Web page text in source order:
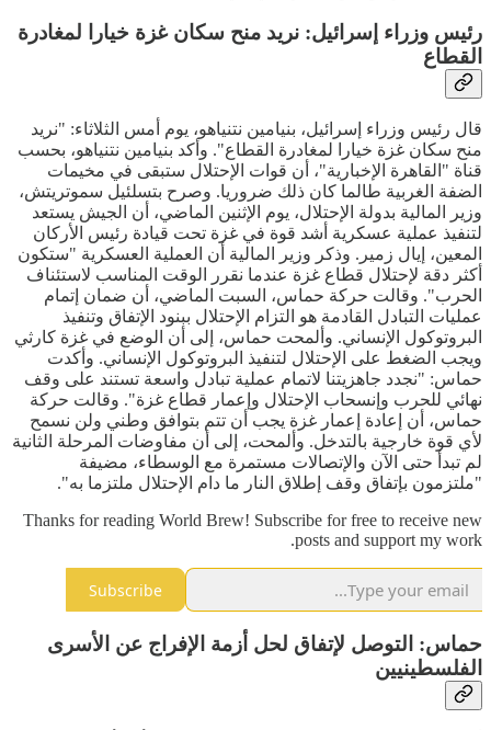
رئيس وزراء إسرائيل: نريد منح سكان غزة خيارا لمغادرة
القطاع
قال رئيس وزراء إسرائيل، بنيامين نتنياهو، يوم أمس الثلاثاء: "نريد
منح سكان غزة خيارا لمغادرة القطاع". وأكد بنيامين نتنياهو، بحسب
قناة "القاهرة الإخبارية"، أن قوات الإحتلال ستبقى في مخيمات
الضفة الغربية طالما كان ذلك ضروريا. وصرح بتسلئيل سموتريتش،
وزير المالية بدولة الإحتلال، يوم الإثنين الماضي، أن الجيش يستعد
لتنفيذ عملية عسكرية أشد قوة في غزة تحت قيادة رئيس الأركان
المعين، إيال زمير. وذكر وزير المالية أن العملية العسكرية "ستكون
أكثر دقة لإحتلال قطاع غزة عندما نقرر الوقت المناسب لاستئناف
الحرب". وقالت حركة حماس، السبت الماضي، أن ضمان إتمام
عمليات التبادل القادمة هو التزام الإحتلال ببنود الإتفاق وتنفيذ
البروتوكول الإنساني. وألمحت ‌حماس، إلى أن الوضع في غزة كارثي
ويجب الضغط على الإحتلال لتنفيذ البروتوكول الإنساني. وأكدت
‌حماس: "نجدد جاهزيتنا لاتمام عملية تبادل واسعة تستند على وقف
نهائي للحرب وإنسحاب الإحتلال وإعمار قطاع غزة". وقالت ‌حركة
حماس، أن إعادة إعمار غزة يجب أن تتم بتوافق وطني ولن نسمح
لأي قوة خارجية بالتدخل. وألمحت، إلى أن مفاوضات المرحلة الثانية
لم تبدأ حتى الآن والإتصالات مستمرة مع الوسطاء، مضيفة
"ملتزمون بإتفاق وقف إطلاق النار ما دام الإحتلال ملتزما به".
Thanks for reading World Brew! Subscribe for free to receive new
posts and support my work.
Subscribe
حماس: التوصل لإتفاق لحل أزمة الإفراج عن الأسرى
الفلسطينيين